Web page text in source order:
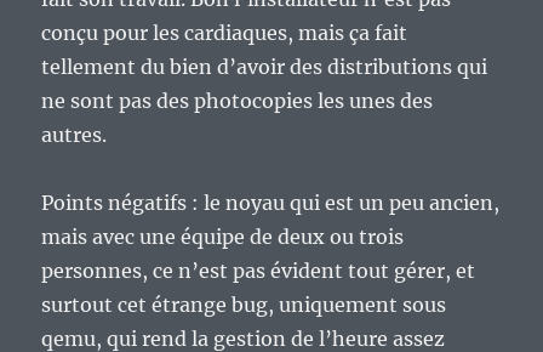
conçu pour les cardiaques, mais ça fait
tellement du bien d’avoir des distributions qui
ne sont pas des photocopies les unes des
autres.
Points négatifs : le noyau qui est un peu ancien,
mais avec une équipe de deux ou trois
personnes, ce n’est pas évident tout gérer, et
surtout cet étrange bug, uniquement sous
qemu, qui rend la gestion de l’heure assez